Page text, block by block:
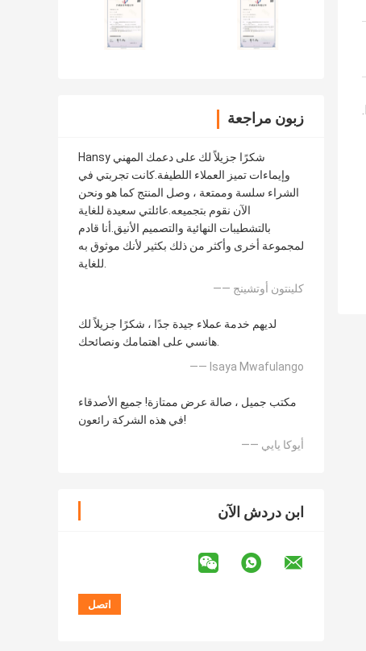
زبون مراجعة
Hansy شكرًا جزيلاً لك على دعمك المهني
وإيماءات تميز العملاء اللطيفة.كانت تجربتي في
الشراء سلسة وممتعة ، وصل المنتج كما هو ونحن
الآن نقوم بتجميعه.عائلتي سعيدة للغاية
بالتشطيبات النهائية والتصميم الأنيق.أنا قادم
لمجموعة أخرى وأكثر من ذلك بكثير لأنك موثوق به
للغاية.
—— كلينتون أوتشينج
لديهم خدمة عملاء جيدة جدًا ، شكرًا جزيلاً لك
هانسي على اهتمامك ونصائحك.
—— Isaya Mwafulango
مكتب جميل ، صالة عرض ممتازة! جميع الأصدقاء
في هذه الشركة رائعون!
—— أيوكا يايي
ابن دردش الآن